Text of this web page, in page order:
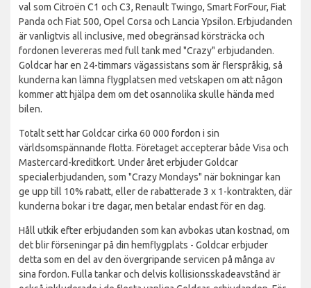
val som Citroën C1 och C3, Renault Twingo, Smart ForFour, Fiat
Panda och Fiat 500, Opel Corsa och Lancia Ypsilon. Erbjudanden
är vanligtvis all inclusive, med obegränsad körsträcka och
fordonen levereras med full tank med "Crazy" erbjudanden.
Goldcar har en 24-timmars vägassistans som är flerspråkig, så
kunderna kan lämna flygplatsen med vetskapen om att någon
kommer att hjälpa dem om det osannolika skulle hända med
bilen.
Totalt sett har Goldcar cirka 60 000 fordon i sin
världsomspännande flotta. Företaget accepterar både Visa och
Mastercard-kreditkort. Under året erbjuder Goldcar
specialerbjudanden, som "Crazy Mondays" när bokningar kan
ge upp till 10% rabatt, eller de rabatterade 3 x 1-kontrakten, där
kunderna bokar i tre dagar, men betalar endast för en dag.
Håll utkik efter erbjudanden som kan avbokas utan kostnad, om
det blir förseningar på din hemflygplats - Goldcar erbjuder
detta som en del av den övergripande servicen på många av
sina fordon. Fulla tankar och delvis kollisionsskadeavstånd är